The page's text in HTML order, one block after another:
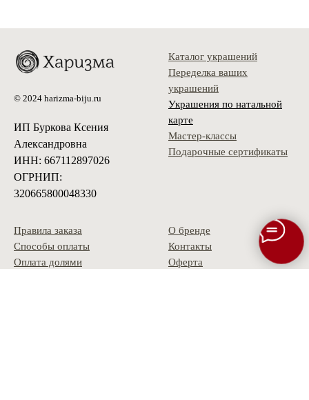
© 2024 harizma-biju.ru
ИП Буркова Ксения
Александровна
ИНН: 667112897026
ОГРНИП:
320665800048330
Каталог украшений
Переделка ваших
украшений
Украшения по натальной
карте
Мастер-классы
Подарочные сертификаты
Правила заказа
Способы оплаты
Оплата долями
О бренде
Контакты
Оферта